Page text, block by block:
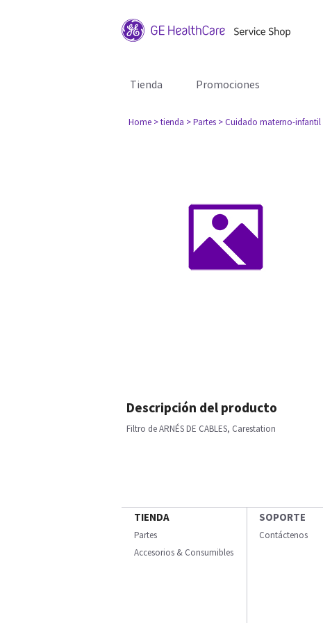
Tienda Promociones
Home > tienda > Partes > Cuidado materno-infantil
Descripción del producto
Filtro de ARNÉS DE CABLES, Carestation
TIENDA
Partes
Accesorios & Consumibles
SOPORTE
Contáctenos